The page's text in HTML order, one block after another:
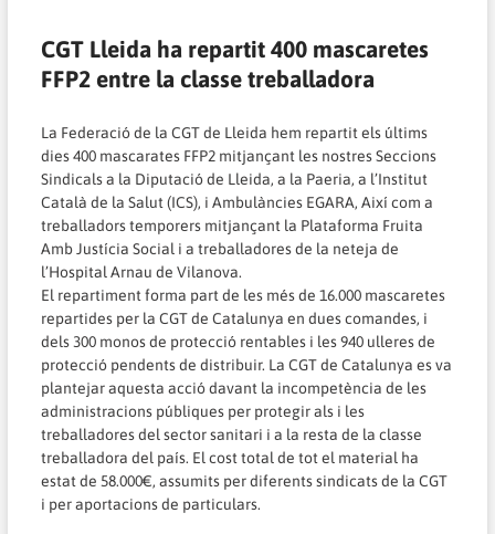
CGT Lleida ha repartit 400 mascaretes
FFP2 entre la classe treballadora
La Federació de la CGT de Lleida hem repartit els últims
dies 400 mascarates FFP2 mitjançant les nostres Seccions
Sindicals a la Diputació de Lleida, a la Paeria, a l’Institut
Català de la Salut (ICS), i Ambulàncies EGARA, Així com a
treballadors temporers mitjançant la Plataforma Fruita
Amb Justícia Social i a treballadores de la neteja de
l’Hospital Arnau de Vilanova.
El repartiment forma part de les més de 16.000 mascaretes
repartides per la CGT de Catalunya en dues comandes, i
dels 300 monos de protecció rentables i les 940 ulleres de
protecció pendents de distribuir. La CGT de Catalunya es va
plantejar aquesta acció davant la incompetència de les
administracions públiques per protegir als i les
treballadores del sector sanitari i a la resta de la classe
treballadora del país. El cost total de tot el material ha
estat de 58.000€, assumits per diferents sindicats de la CGT
i per aportacions de particulars.